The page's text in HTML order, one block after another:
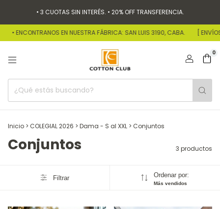
• 3 CUOTAS SIN INTERÉS. • 20% OFF TRANSFERENCIA.
• ENCONTRANOS EN NUESTRA FÁBRICA: SAN LUIS 3190, CABA. [
0
Inicio > COLEGIAL 2026 > Dama - S al XXL > Conjuntos
Conjuntos 3 productos
Filtrar Ordenar por:
Más vendidos